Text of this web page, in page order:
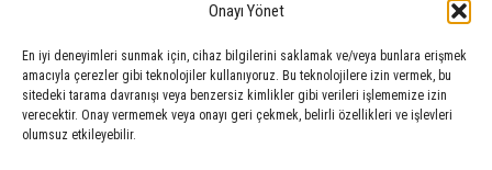
Onayı Yönet
En iyi deneyimleri sunmak için, cihaz bilgilerini saklamak ve/veya bunlara erişmek
amacıyla çerezler gibi teknolojiler kullanıyoruz. Bu teknolojilere izin vermek, bu
sitedeki tarama davranışı veya benzersiz kimlikler gibi verileri işlememize izin
verecektir. Onay vermemek veya onayı geri çekmek, belirli özellikleri ve işlevleri
olumsuz etkileyebilir.
LOKASYONLAR